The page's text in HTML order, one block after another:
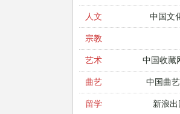
人文 中国文
宗教
艺术 中国收藏
曲艺 中国曲
留学 新浪